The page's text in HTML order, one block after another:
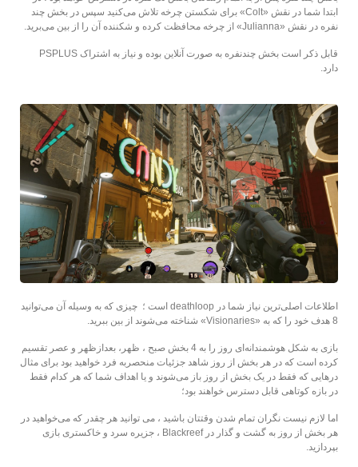
ابتدا شما در نقش «Colt» برای شکستن چرخه تلاش می‌کنید سپس در بخش چند
نفره در نقش «Julianna» از چرخه محافظت کرده و شکننده آن را از بین می‌برید.
قابل ذکر است بخش چند‌نفره به صورت آنلاین بوده و نیاز به اشتراک PSPLUS
دارد.
اطلاعات اصلی‌ترین نیاز شما در deathloop است ؛ چیزی که به وسیله آن می‌توانید
8 هدف خود را که به «Visionaries» شناخته می‌شوند از بین ببرید.
بازی به شکل هوشمندانه‌ای روز را به 4 بخش صبح ، ظهر، بعد‌از‌ظهر و عصر تقسیم
کرده است که در هر بخش از روز شاهد جزئیات منحصر‌به فرد خواهید بود برای مثال
درهایی که فقط در یک بخش از روز باز می‌شوند و یا اهداف شما که هر کدام فقط
در بازه کوتاهی قابل دسترس خواهند بود؛
اما لازم نیست نگران تمام شدن وقتتان باشید ، می توانید هر چقدر که می‌خواهید در
هر بخش از روز به گشت و گذار در ‌Blackreef ، جزیره سرد و خاکستری بازی
بپردازید.